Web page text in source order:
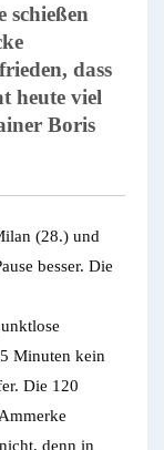
schießen
dass
heute viel
Boris
(28.) und
besser. Die
Minuten kein
Die 120
denn in